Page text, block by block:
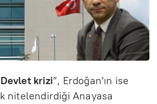
krizi”, Erdoğan'ın ise
nitelendirdiği Anayasa